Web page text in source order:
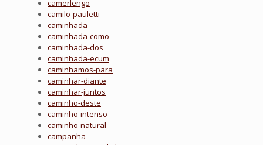
camerlengo
camilo-pauletti
caminhada
caminhada-como
caminhada-dos
caminhada-ecum
caminhamos-para
caminhar-diante
caminhar-juntos
caminho-deste
caminho-intenso
caminho-natural
campanha